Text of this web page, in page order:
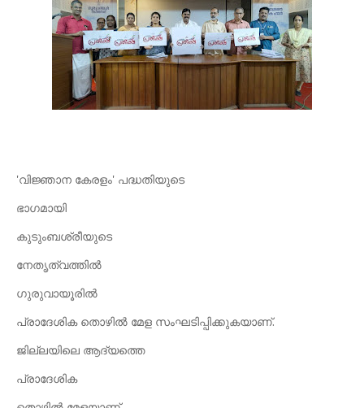
'വിജ്ഞാന കേരളം' പദ്ധതിയുടെ
ഭാഗമായി
കുടുംബശ്രീയുടെ
നേതൃത്വത്തിൽ
ഗുരുവായൂരിൽ
പ്രാദേശിക തൊഴിൽ മേള സംഘടിപ്പിക്കുകയാണ്.
ജില്ലയിലെ ആദ്യത്തെ
പ്രാദേശിക